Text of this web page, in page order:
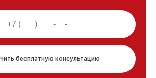
бесплатную консультацию